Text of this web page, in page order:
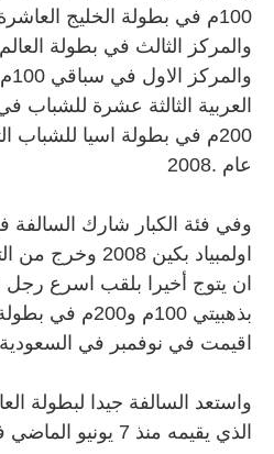
100م في بطولة الخليج
والمركز الثالث في بطولة
العربية الثالثة عشرة للشباب
200م في بطولة اسيا للشباب
عام .2008
اولمبياد بكين
ان يتوج أخيرا بلقب اسرع رجل
بذهبيتي 100م
اقيمت في نوفمبر في
واستعد السالفة جيدا لبطولة
الذي يقيمه منذ 7 يونيو الماضي في بلغاريا.